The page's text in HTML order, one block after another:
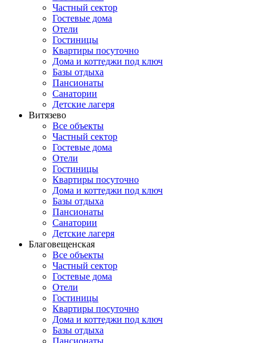
Частный сектор
Гостевые дома
Отели
Гостиницы
Квартиры посуточно
Дома и коттеджи под ключ
Базы отдыха
Пансионаты
Санатории
Детские лагеря
Витязево
Все объекты
Частный сектор
Гостевые дома
Отели
Гостиницы
Квартиры посуточно
Дома и коттеджи под ключ
Базы отдыха
Пансионаты
Санатории
Детские лагеря
Благовещенская
Все объекты
Частный сектор
Гостевые дома
Отели
Гостиницы
Квартиры посуточно
Дома и коттеджи под ключ
Базы отдыха
Пансионаты